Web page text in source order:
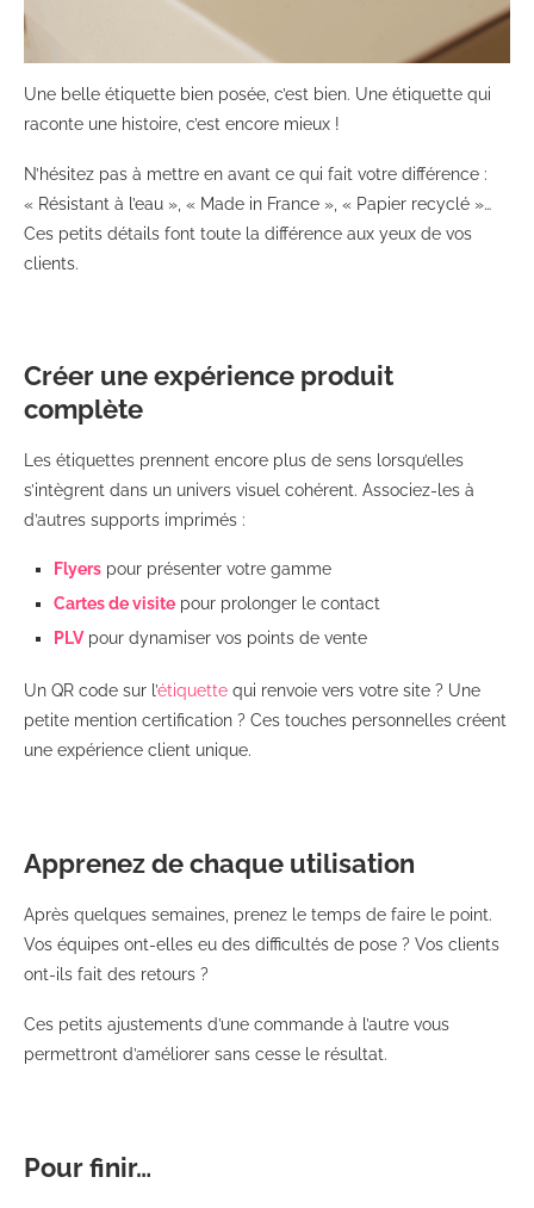
Une belle étiquette bien posée, c’est bien. Une étiquette qui
raconte une histoire, c’est encore mieux !
N’hésitez pas à mettre en avant ce qui fait votre différence :
« Résistant à l’eau », « Made in France », « Papier recyclé »…
Ces petits détails font toute la différence aux yeux de vos
clients.
Créer une expérience produit
complète
Les étiquettes prennent encore plus de sens lorsqu’elles
s’intègrent dans un univers visuel cohérent. Associez-les à
d’autres supports imprimés :
Flyers pour présenter votre gamme
Cartes de visite pour prolonger le contact
PLVpour dynamiser vos points de vente
Un QR code sur l’étiquette qui renvoie vers votre site ? Une
petite mention certification ? Ces touches personnelles créent
une expérience client unique.
Apprenez de chaque utilisation
Après quelques semaines, prenez le temps de faire le point.
Vos équipes ont-elles eu des difficultés de pose ? Vos clients
ont-ils fait des retours ?
Ces petits ajustements d’une commande à l’autre vous
permettront d’améliorer sans cesse le résultat.
Pour finir…